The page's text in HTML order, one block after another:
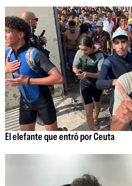
El elefante que entró por Ceuta